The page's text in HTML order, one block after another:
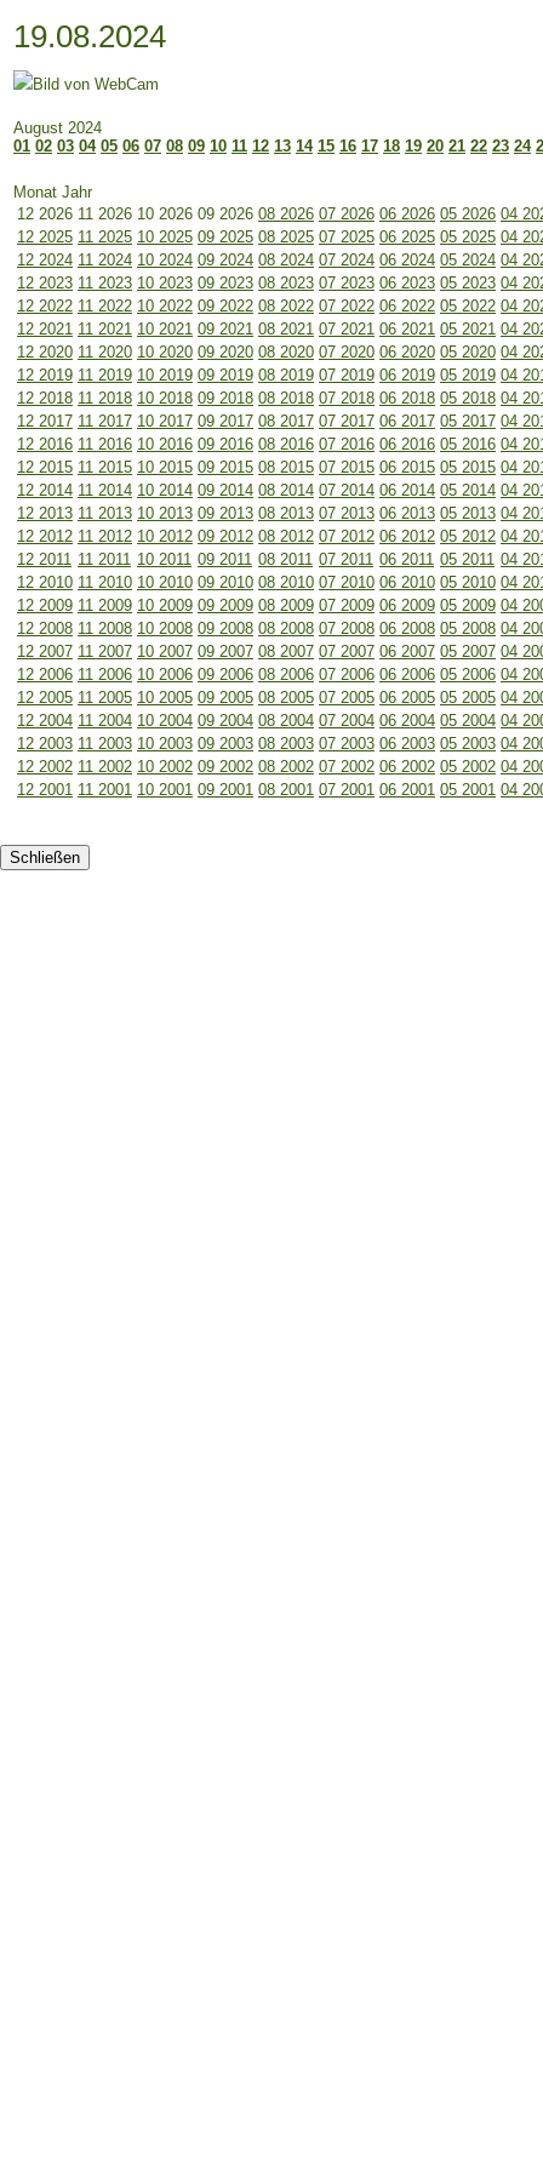
19.08.2024
August 2024
01 02 03 04 05 06 07 08 09 10 11 12 13 14 15 16 17 18 19 20 21 22 23 24
Monat Jahr
12 2026 11 2026 10 2026 09 2026 08 2026 07 2026 06 2026 05 2026 04
12 2025 11 2025 10 2025 09 2025 08 2025 07 2025 06 2025 05 2025 04
12 2024 11 2024 10 2024 09 2024 08 2024 07 2024 06 2024 05 2024 04
12 2023 11 2023 10 2023 09 2023 08 2023 07 2023 06 2023 05 2023 04
12 2022 11 2022 10 2022 09 2022 08 2022 07 2022 06 2022 05 2022 04
12 2021 11 2021 10 2021 09 2021 08 2021 07 2021 06 2021 05 2021 04
12 2020 11 2020 10 2020 09 2020 08 2020 07 2020 06 2020 05 2020 04
12 2019 11 2019 10 2019 09 2019 08 2019 07 2019 06 2019 05 2019 04
12 2018 11 2018 10 2018 09 2018 08 2018 07 2018 06 2018 05 2018 04
12 2017 11 2017 10 2017 09 2017 08 2017 07 2017 06 2017 05 2017 04
12 2016 11 2016 10 2016 09 2016 08 2016 07 2016 06 2016 05 2016 04
12 2015 11 2015 10 2015 09 2015 08 2015 07 2015 06 2015 05 2015 04
12 2014 11 2014 10 2014 09 2014 08 2014 07 2014 06 2014 05 2014 04
12 2013 11 2013 10 2013 09 2013 08 2013 07 2013 06 2013 05 2013 04
12 2012 11 2012 10 2012 09 2012 08 2012 07 2012 06 2012 05 2012 04
12 2011 11 2011 10 2011 09 2011 08 2011 07 2011 06 2011 05 2011 04
12 2010 11 2010 10 2010 09 2010 08 2010 07 2010 06 2010 05 2010 04
12 2009 11 2009 10 2009 09 2009 08 2009 07 2009 06 2009 05 2009 04
12 2008 11 2008 10 2008 09 2008 08 2008 07 2008 06 2008 05 2008 04
12 2007 11 2007 10 2007 09 2007 08 2007 07 2007 06 2007 05 2007 04
12 2006 11 2006 10 2006 09 2006 08 2006 07 2006 06 2006 05 2006 04
12 2005 11 2005 10 2005 09 2005 08 2005 07 2005 06 2005 05 2005 04
12 2004 11 2004 10 2004 09 2004 08 2004 07 2004 06 2004 05 2004 04
12 2003 11 2003 10 2003 09 2003 08 2003 07 2003 06 2003 05 2003 04
12 2002 11 2002 10 2002 09 2002 08 2002 07 2002 06 2002 05 2002 04
12 2001 11 2001 10 2001 09 2001 08 2001 07 2001 06 2001 05 2001 04